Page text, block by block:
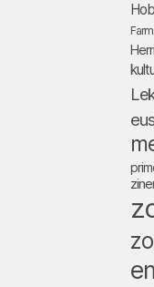
Herri